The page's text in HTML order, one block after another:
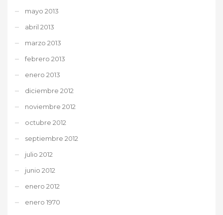
mayo 2013
abril 2013
marzo 2013
febrero 2013
enero 2013
diciembre 2012
noviembre 2012
octubre 2012
septiembre 2012
julio 2012
junio 2012
enero 2012
enero 1970